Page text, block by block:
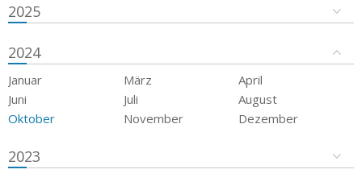
2025
2024
Januar März
April
Juni
Juli
August
Oktober
November Dezember
2023